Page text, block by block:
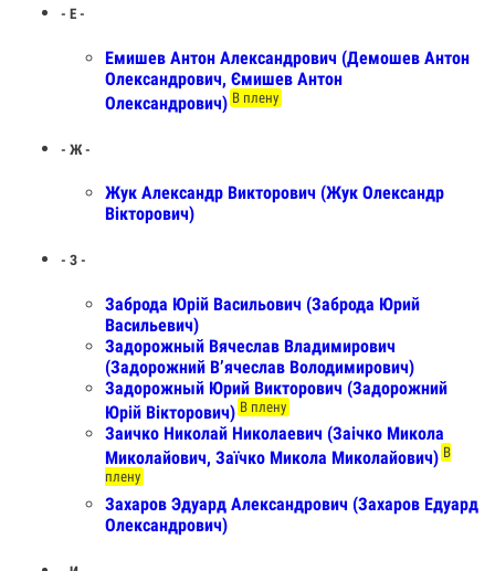
- Е -
Емишев Антон Александрович (Демошев Антон
Олександрович, Ємишев Антон
Олександрович) В плену
- Ж -
Жук Александр Викторович (Жук Олександр
Вікторович)
- З -
Заброда Юрій Васильович (Заброда Юрий
Васильевич)
Задорожный Вячеслав Владимирович
(Задорожний Вʼячеслав Володимирович)
Задорожный Юрий Викторович (Задорожний
Юрій Вікторович) В плену
Заичко Николай Николаевич (Заічко Микола
Миколайович, Заїчко Микола Миколайович) В
плену
Захаров Эдуард Александрович (Захаров Едуард
Олександрович)